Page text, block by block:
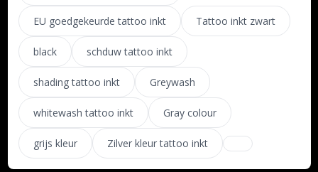
EU goedgekeurde tattoo inkt Tattoo inkt zwart
black schduw tattoo inkt
shading tattoo inkt Greywash
whitewash tattoo inkt Gray colour
grijs kleur Zilver kleur tattoo inkt